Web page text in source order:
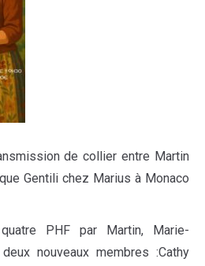
de collier entre Martin
Gentili chez Marius à Monaco
PHF par Martin, Marie-
nouveaux membres :Cathy